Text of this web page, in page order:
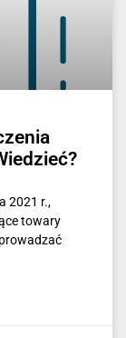
2021 r.,
towary